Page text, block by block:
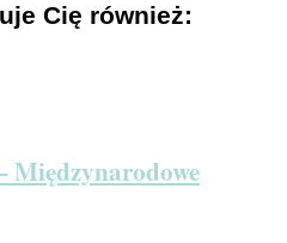
Cię również:
Międzynarodowe